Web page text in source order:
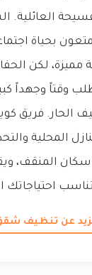
العائلية.
بحياة
مميزة، لكن
وقتاً وجهداً
الحار. فريق
المحلية
سكان المنقف،
احتياجاتك
عن تنظيف